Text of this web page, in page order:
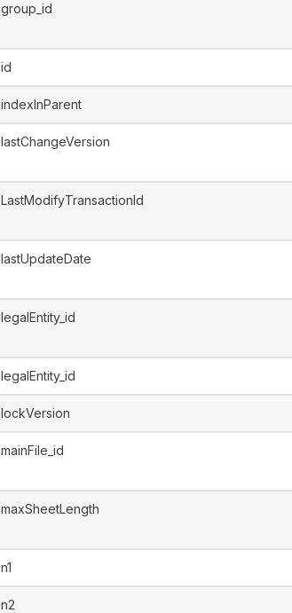
group_id
id
indexInParent
lastChangeVersion
LastModifyTransactionId
lastUpdateDate
legalEntity_id
legalEntity_id
lockVersion
mainFile_id
maxSheetLength
n1
n2